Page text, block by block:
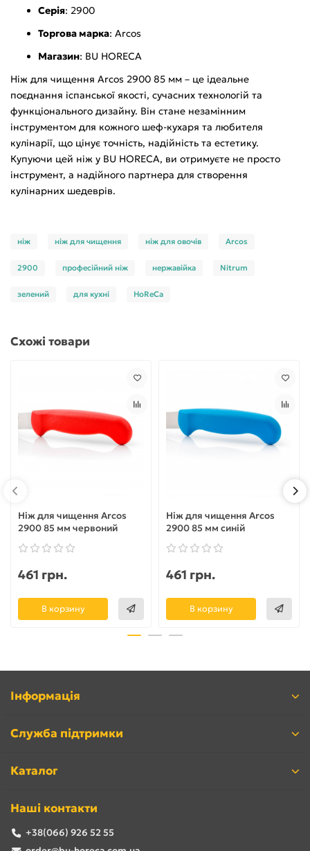
Серія: 2900
Торгова марка: Arcos
Магазин: BU HORECA
Ніж для чищення Arcos 2900 85 мм – це ідеальне
поєднання іспанської якості, сучасних технологій та
функціонального дизайну. Він стане незамінним
інструментом для кожного шеф-кухаря та любителя
кулінарії, що цінує точність, надійність та естетику.
Купуючи цей ніж у BU HORECA, ви отримуєте не просто
інструмент, а надійного партнера для створення
кулінарних шедеврів.
ніж ніж для чищення ніж для овочів Arcos
2900 професійний ніж нержавійка Nitrum
зелений для кухні HoReCa
Схожі товари
Ніж для чищення Arcos
2900 85 мм червоний
461 грн.
В корзину
Ніж для чищення Arcos
2900 85 мм синій
461 грн.
В корзину
Інформація
Служба підтримки
Каталог
Наші контакти
+38(066) 926 52 55